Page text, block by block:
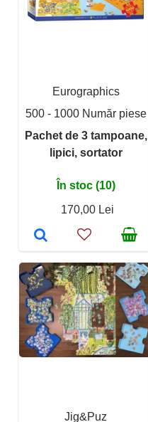
Eurographics
500 - 1000 Număr piese
Pachet de 3 tampoane,
lipici, sortator
În stoc (10)
170,00 Lei
Jig&Puz